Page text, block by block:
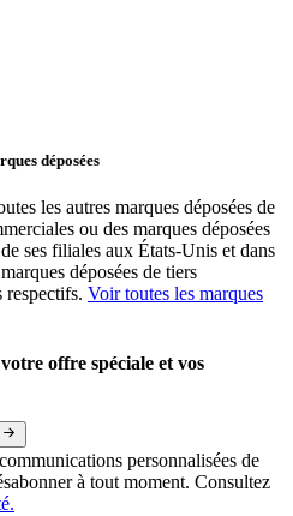
déposées
les autres marques déposées de
ou des marques déposées
ses filiales aux États-Unis et dans
déposées de tiers
respectifs. Voir toutes les marques
offre spéciale et vos
personnalisées de
à tout moment. Consultez